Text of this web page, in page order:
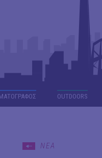
OUTDΟORS
ΝΕΑ